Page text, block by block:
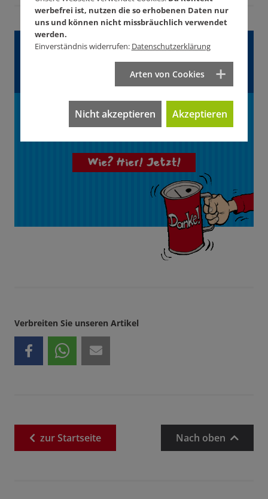
Gefällt Ihnen dieser
Artikel?
Unterstützen Sie
KONTEXT!
Wie? Hier! Jetzt!
Verbreiten Sie unseren Artikel
zurStartseite Nach oben
werbefrei ist, nutzen die so erhobenen Daten nur
uns und können nicht missbräuchlich verwendet
werden.
Einverständnis widerrufen: Datenschutzerklärung
Arten von Cookies
Nicht akzeptieren Akzeptieren